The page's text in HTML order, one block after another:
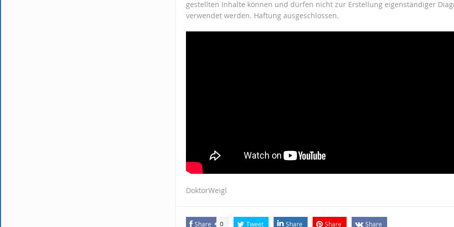
gestellten Inhalte können und dürfen nicht zur Erstellung eigenständiger
verwendet werden. Haftung ausgeschlossen.
DoktorWeigl
Share 0 Tweet Share Share Share